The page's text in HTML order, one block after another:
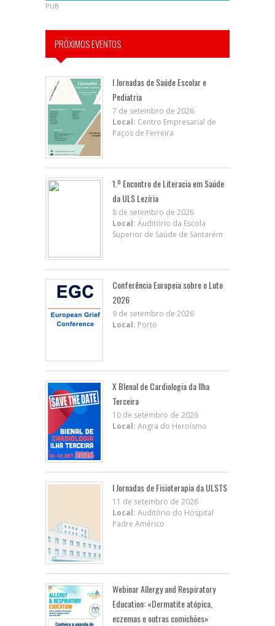
PUB
PRÓXIMOS EVENTOS
I Jornadas de Saúde Escolar e
Pediatria
7 de setembro de 2026
Local: Centro Empresarial de
Paços de Ferreira
1.º Encontro de Literacia em Saúde
da ULS Lezíria
8 de setembro de 2026
Local: Auditório da Escola
Superior de Saúde de Santarém
Conferência Europeia sobre o Luto
2026
9 de setembro de 2026
Local: Porto
X BIenal de Cardiologia da Ilha
Terceira
10 de setembro de 2026
Local: Angra do Heroísmo
I Jornadas de Fisioterapia da ULSTS
11 de setembro de 2026
Local: Auditório do Hospital
Padre Américo
Webinar Allergy and Respiratory
Education: «Dermatite atópica,
eczemas e outras comichões»